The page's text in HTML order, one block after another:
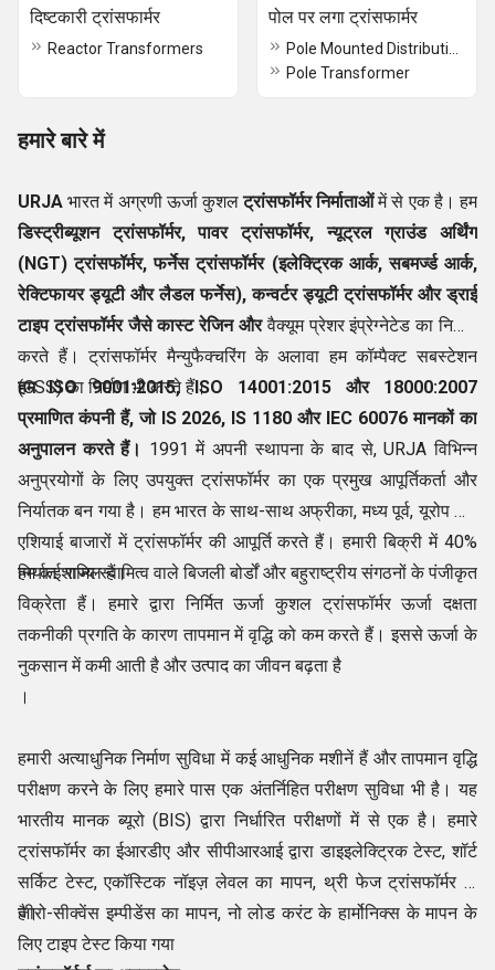
दिष्टकारी ट्रांसफार्मर
Reactor Transformers
पोल पर लगा ट्रांसफार्मर
Pole Transformer
हमारे बारे में
URJA भारत में अग्रणी ऊर्जा कुशलट्रांसफॉर्मर निर्माताओंमें से एक है। हम
डिस्ट्रीब्यूशन ट्रांसफॉर्मर, पावर ट्रांसफॉर्मर, न्यूट्रल ग्राउंड अर्थिंग
(NGT) ट्रांसफॉर्मर, फर्नेस ट्रांसफॉर्मर (इलेक्ट्रिक आर्क, सबमर्ज्ड आर्क,
रेक्टिफायर ड्यूटी और लैडल फर्नेस), कन्वर्टर ड्यूटी ट्रांसफॉर्मर और ड्राई
टाइप ट्रांसफॉर्मर जैसे कास्ट रेजिन औरवैक्यूम प्रेशर इंप्रेग्नेटेड का निर्माण
करते हैं। ट्रांसफॉर्मर मैन्युफैक्चरिंग के अलावा हम कॉम्पैक्ट सबस्टेशन
(CSS) का निर्माण भी करते हैं।
हमISO 9001:2015, ISO 14001:2015 और 18000:2007
प्रमाणित कंपनी हैं, जो IS 2026, IS 1180 और IEC 60076 मानकों का
अनुपालन करते हैं। 1991 में अपनी स्थापना के बाद से, URJA विभिन्न
अनुप्रयोगों के लिए उपयुक्त ट्रांसफॉर्मर का एक प्रमुख आपूर्तिकर्ता और
निर्यातक बन गया है। हम भारत के साथ-साथ अफ्रीका, मध्य पूर्व, यूरोप और
एशियाई बाजारों में ट्रांसफॉर्मर की आपूर्ति करते हैं। हमारी बिक्री में 40%
निर्यात शामिल हैं।
हम कई राज्य स्वामित्व वाले बिजली बोर्डों और बहुराष्ट्रीय संगठनों के पंजीकृत
विक्रेता हैं। हमारे द्वारा निर्मित ऊर्जा कुशल ट्रांसफॉर्मर ऊर्जा दक्षता
तकनीकी प्रगति के कारण तापमान में वृद्धि को कम करते हैं। इससे ऊर्जा के
नुकसान में कमी आती है और उत्पाद का जीवन बढ़ता है
।
हमारी अत्याधुनिक निर्माण सुविधा में कई आधुनिक मशीनें हैं और तापमान वृद्धि
परीक्षण करने के लिए हमारे पास एक अंतर्निहित परीक्षण सुविधा भी है। यह
भारतीय मानक ब्यूरो (BIS) द्वारा निर्धारित परीक्षणों में से एक है। हमारे
ट्रांसफॉर्मर का ईआरडीए और सीपीआरआई द्वारा डाइइलेक्ट्रिक टेस्ट, शॉर्ट
सर्किट टेस्ट, एकॉस्टिक नॉइज़ लेवल का मापन, थ्री फेज ट्रांसफॉर्मर के
जीरो-सीक्वेंस इम्पीडेंस का मापन, नो लोड करंट के हार्मोनिक्स के मापन के
लिए टाइप टेस्ट किया गया
है।